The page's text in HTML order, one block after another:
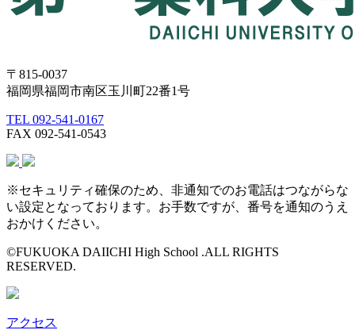
〒815-0037
福岡県福岡市南区玉川町22番1号
TEL 092-541-0167
FAX 092-541-0543
※セキュリティ確保のため、非通知でのお電話はつながらな
い設定となっております。お手数ですが、番号を通知のうえ
おかけください。
©FUKUOKA DAIICHI High School .ALL RIGHTS
RESERVED.
アクセス